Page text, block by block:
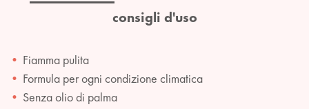
consigli d'uso
Fiamma pulita
Formula per ogni condizione climatica
Senza olio di palma